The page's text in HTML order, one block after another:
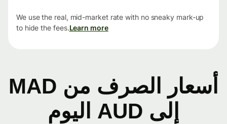
We use the real, mid-market rate with no sneaky mark-up
to hide the fees.Learn more
أسعار الصرف من MAD
إلى AUD اليوم